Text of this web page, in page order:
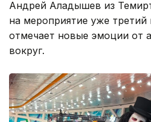
Андрей Аладышев из
на мероприятие уже
отмечает новые эмоции от
вокруг.